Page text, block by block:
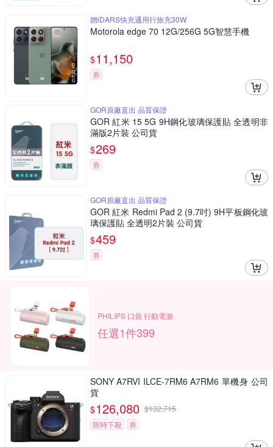
贈iDARS快充通用行旅充30W
Motorola edge 70 12G/256G 5G智慧手機
$11,150
券
GOR原廠直出 品質保證
GOR 紅米 15 5G 9H鋼化玻璃保護貼 全透明非
滿版2片裝 公司貨
$269
券
GOR原廠直出 品質保證
GOR 紅米 Redmi Pad 2 (9.7吋) 9H平板鋼化玻
璃保護貼 全透明2片裝 公司貨
$459
券
PHILIPS 口袋 行動電源
任選1件399
SONY A7RVI ILCE-7RM6 A7RM6 單機身 公司
貨
$126,080 $132,715
限時下殺
券